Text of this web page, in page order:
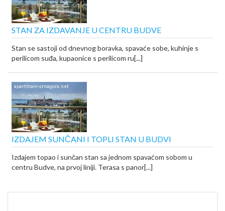
STAN ZA IZDAVANJE U CENTRU BUDVE
Stan se sastoji od dnevnog boravka, spavaće sobe, kuhinje s
perilicom suđa, kupaonice s perilicom ru[...]
IZDAJEM SUNČANI I TOPLI STAN U BUDVI
Izdajem topao i sunčan stan sa jednom spavaćom sobom u
centru Budve, na prvoj liniji. Terasa s panor[...]